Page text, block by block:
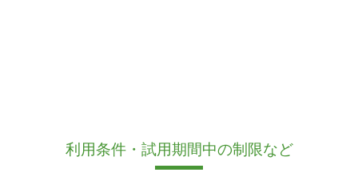
利用条件・試用期間中の制限など